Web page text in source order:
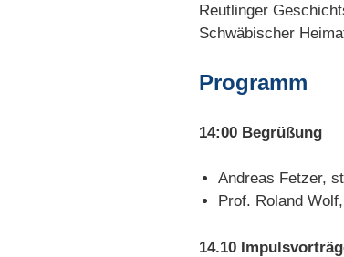
Reutlinger
Schwäbischer
Programm
14:00 Begrüßung
Andreas Fetzer,
Prof. Roland
14.10